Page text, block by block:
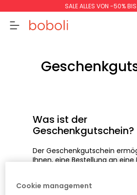
SALE ALLES VON -50%
Gesamtbetrag
weiter
Was ist der
Geschenkgutschein?
Der Geschenkgutschein
Ihnen, eine Bestellung an eine
Nachricht hinzufügen.
Cookie management